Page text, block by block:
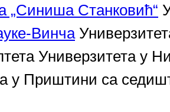
„Синиша Станковић“
Винча
Универзитета у
у Приштини са